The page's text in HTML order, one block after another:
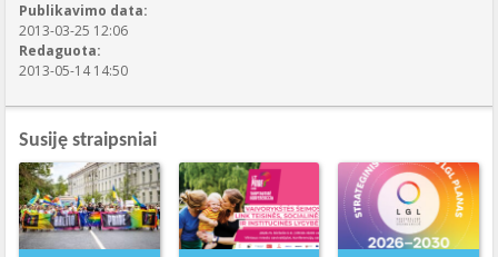
Publikavimo data:
2013-03-25 12:06
Redaguota:
2013-05-14 14:50
Susiję straipsniai